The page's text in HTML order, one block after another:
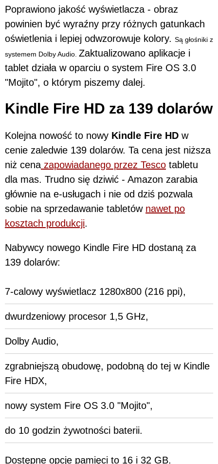
Poprawiono jakość wyświetlacza - obraz
powinien być wyraźny przy różnych gatunkach
oświetlenia i lepiej odwzorowuje kolory. Są głośniki z
systemem Dolby Audio. Zaktualizowano aplikacje i
tablet działa w oparciu o system Fire OS 3.0
"Mojito", o którym piszemy dalej.
Kindle Fire HD za 139 dolarów
Kolejna nowość to nowy Kindle Fire HD w
cenie zaledwie 139 dolarów. Ta cena jest niższa
niż cena zapowiadanego przez Tesco tabletu
dla mas. Trudno się dziwić - Amazon zarabia
głównie na e-usługach i nie od dziś pozwala
sobie na sprzedawanie tabletów nawet po
kosztach produkcji.
Nabywcy nowego Kindle Fire HD dostaną za
139 dolarów:
7-calowy wyświetlacz 1280x800 (216 ppi),
dwurdzeniowy procesor 1,5 GHz,
Dolby Audio,
zgrabniejszą obudowę, podobną do tej w Kindle
Fire HDX,
nowy system Fire OS 3.0 "Mojito",
do 10 godzin żywotności baterii.
Dostępne opcje pamięci to 16 i 32 GB.